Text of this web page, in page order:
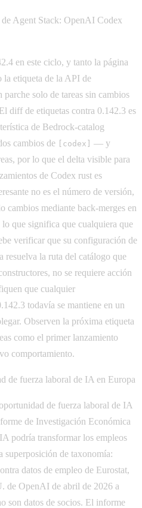
Agent Stack: OpenAI Codex
en este ciclo, y tanto la página
etiqueta de la API de
solo de tareas sin cambios
diff de etiquetas contra 0.142.3 es
de Bedrock-catalog
cambios de
[codex]
— y
por lo que el delta visible para
de Codex rust es
no es el número de versión,
cambios mediante back-merges en
que significa que cualquiera que
verificar que su configuración de
resuelva la ruta del catálogo que
no se requiere acción
que cualquier
todavía se mantiene en un
Observen la próxima etiqueta
como el primer lanzamiento
comportamiento.
de fuerza laboral de IA en Europa
de fuerza laboral de IA
de Investigación Económica
podría transformar los empleos
superposición de taxonomía:
datos de empleo de Eurostat,
de OpenAI de abril de 2026 a
son datos de socios. El informe